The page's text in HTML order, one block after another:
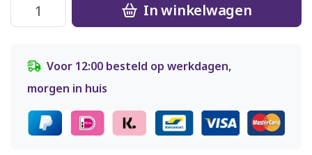
In winkelwagen
Voor 12:00 besteld op werkdagen,
morgen in huis